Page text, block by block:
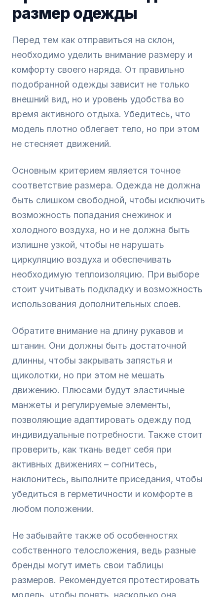
размер одежды
Перед тем как отправиться на склон,
необходимо уделить внимание размеру и
комфорту своего наряда. От правильно
подобранной одежды зависит не только
внешний вид, но и уровень удобства во
время активного отдыха. Убедитесь, что
модель плотно облегает тело, но при этом
не стесняет движений.
Основным критерием является точное
соответствие размера. Одежда не должна
быть слишком свободной, чтобы исключить
возможность попадания снежинок и
холодного воздуха, но и не должна быть
излишне узкой, чтобы не нарушать
циркуляцию воздуха и обеспечивать
необходимую теплоизоляцию. При выборе
стоит учитывать подкладку и возможность
использования дополнительных слоев.
Обратите внимание на длину рукавов и
штанин. Они должны быть достаточной
длинны, чтобы закрывать запястья и
щиколотки, но при этом не мешать
движению. Плюсами будут эластичные
манжеты и регулируемые элементы,
позволяющие адаптировать одежду под
индивидуальные потребности. Также стоит
проверить, как ткань ведет себя при
активных движениях – согнитесь,
наклонитесь, выполните приседания, чтобы
убедиться в герметичности и комфорте в
любом положении.
Не забывайте также об особенностях
собственного телосложения, ведь разные
бренды могут иметь свои таблицы
размеров. Рекомендуется протестировать
модель, чтобы понять, насколько она